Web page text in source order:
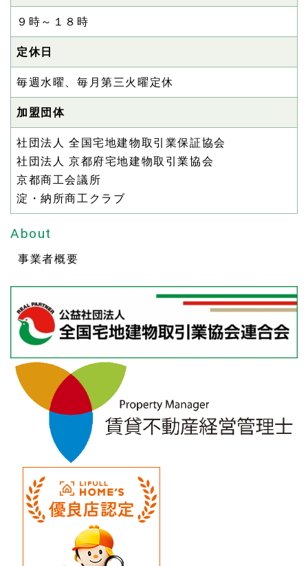
９時～１８時
定休日
毎週水曜、毎月第三火曜定休
加盟団体
社団法人 全国宅地建物取引業保証協会
社団法人 京都府宅地建物取引業協会
京都商工会議所
淀・納所商工クラブ
About
事業者概要